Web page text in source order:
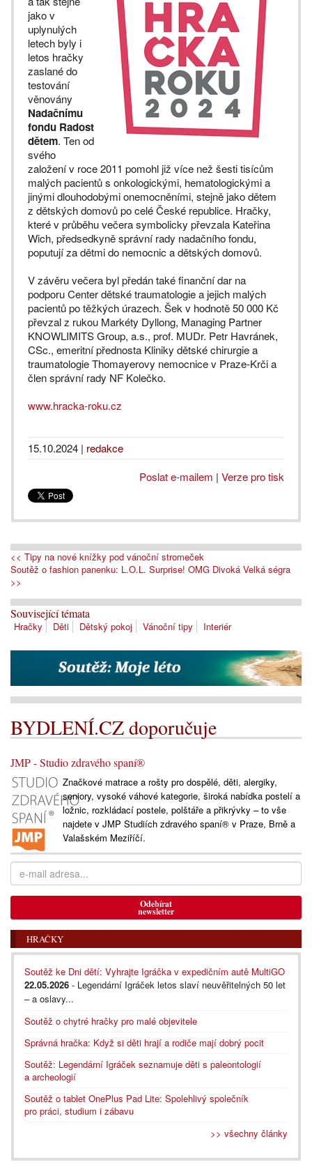
jako v
uplynulých
letech byly i
letos hračky
zaslané do
testování
věnovány
Nadačnímu
fondu Radost
dětem. Ten od
svého
založení v roce 2011 pomohl již více než šesti tisícům
malých pacientů s onkologickými, hematologickými a
jinými dlouhodobými onemocněními, stejně jako dětem
z dětských domovů po celé České republice. Hračky,
které v průběhu večera symbolicky převzala Kateřina
Wich, předsedkyně správní rady nadačního fondu,
poputují za dětmi do nemocnic a dětských domovů.
V závěru večera byl předán také finanční dar na
podporu Center dětské traumatologie a jejich malých
pacientů po těžkých úrazech. Šek v hodnotě 50 000 Kč
převzal z rukou Markéty Dyllong, Managing Partner
KNOWLIMITS Group, a.s., prof. MUDr. Petr Havránek,
CSc., emeritní přednosta Kliniky dětské chirurgie a
traumatologie Thomayerovy nemocnice v Praze-Krči a
člen správní rady NF Kolečko.
www.hracka-roku.cz
15.10.2024 | redakce
Poslat e-mailem | Verze pro tisk
<< Tipy na nové knížky pod vánoční stromeček
Soutěž o fashion panenku: L.O.L. Surprise! OMG Divoká Velká ségra
>>
Související témata
Hračky Děti Dětský pokoj Vánoční tipy Interiér
BYDLENÍ.CZ doporučuje
JMP - Studio zdravého spaní®
Značkové matrace a rošty pro dospělé, děti, alergiky,
seniory, vysoké váhové kategorie, široká nabídka postelí a
ložnic, rozkládací postele, polštáře a přikrývky – to vše
najdete v JMP Studiích zdravého spaní® v Praze, Brně a
Valašském Meziříčí.
Odebírat
newsletter
HRAČKY
Soutěž ke Dni dětí: Vyhrajte Igráčka v expedičním autě MultiGO
22.05.2026 - Legendární Igráček letos slaví neuvěřitelných 50 let
– a oslavy...
Soutěž o chytré hračky pro malé objevitele
Správná hračka: Když si děti hrají a rodiče mají dobrý pocit
Soutěž: Legendární Igráček seznamuje děti s paleontologií
a archeologií
Soutěž o tablet OnePlus Pad Lite: Spolehlivý společník
pro práci, studium i zábavu
>> všechny články